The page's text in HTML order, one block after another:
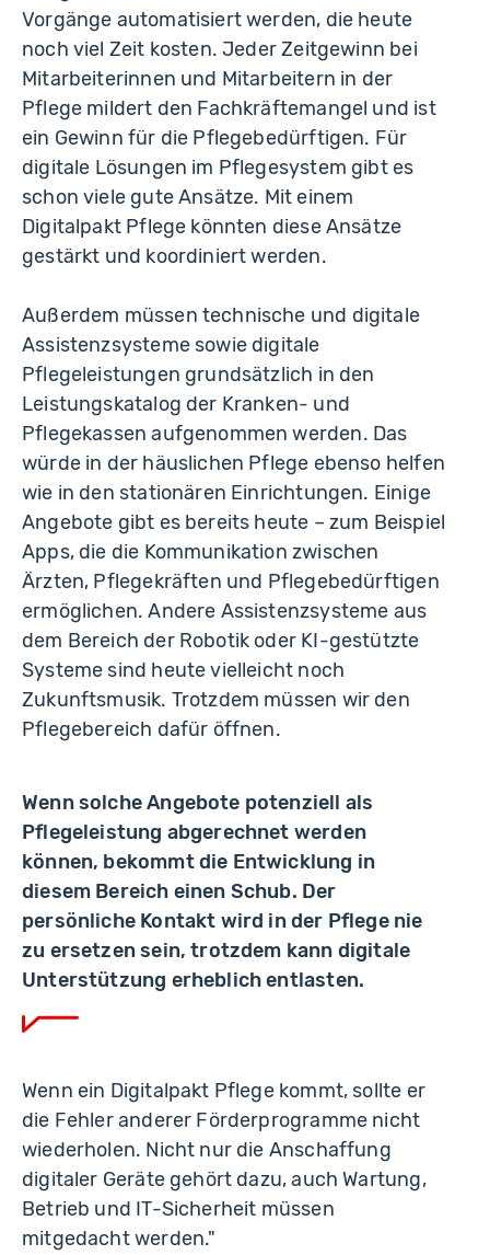
Vorgänge automatisiert werden, die heute
noch viel Zeit kosten. Jeder Zeitgewinn bei
Mitarbeiterinnen und Mitarbeitern in der
Pflege mildert den Fachkräftemangel und ist
ein Gewinn für die Pflegebedürftigen. Für
digitale Lösungen im Pflegesystem gibt es
schon viele gute Ansätze. Mit einem
Digitalpakt Pflege könnten diese Ansätze
gestärkt und koordiniert werden.
Außerdem müssen technische und digitale
Assistenzsysteme sowie digitale
Pflegeleistungen grundsätzlich in den
Leistungskatalog der Kranken- und
Pflegekassen aufgenommen werden. Das
würde in der häuslichen Pflege ebenso helfen
wie in den stationären Einrichtungen. Einige
Angebote gibt es bereits heute – zum Beispiel
Apps, die die Kommunikation zwischen
Ärzten, Pflegekräften und Pflegebedürftigen
ermöglichen. Andere Assistenzsysteme aus
dem Bereich der Robotik oder KI-gestützte
Systeme sind heute vielleicht noch
Zukunftsmusik. Trotzdem müssen wir den
Pflegebereich dafür öffnen.
Wenn solche Angebote potenziell als
Pflegeleistung abgerechnet werden
können, bekommt die Entwicklung in
diesem Bereich einen Schub. Der
persönliche Kontakt wird in der Pflege nie
zu ersetzen sein, trotzdem kann digitale
Unterstützung erheblich entlasten.
Wenn ein Digitalpakt Pflege kommt, sollte er
die Fehler anderer Förderprogramme nicht
wiederholen. Nicht nur die Anschaffung
digitaler Geräte gehört dazu, auch Wartung,
Betrieb und IT-Sicherheit müssen
mitgedacht werden."